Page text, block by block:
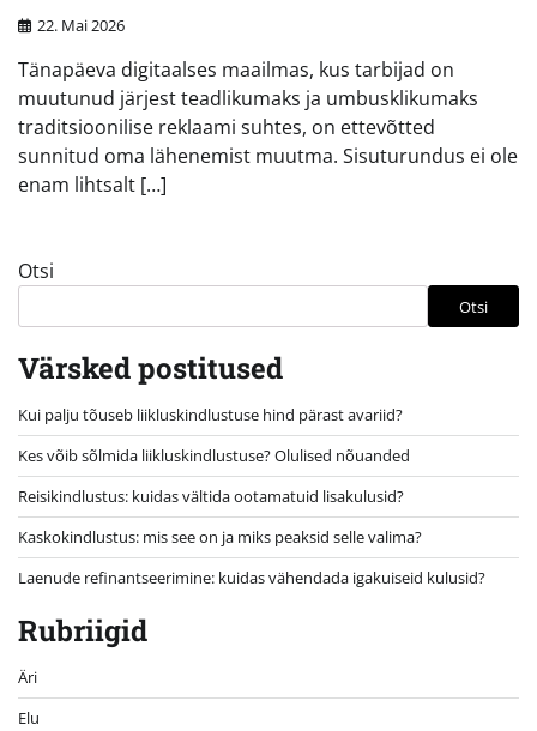
22. Mai 2026
Tänapäeva digitaalses maailmas, kus tarbijad on
muutunud järjest teadlikumaks ja umbusklikumaks
traditsioonilise reklaami suhtes, on ettevõtted
sunnitud oma lähenemist muutma. Sisuturundus ei ole
enam lihtsalt […]
Otsi
Otsi
Värsked postitused
Kui palju tõuseb liikluskindlustuse hind pärast avariid?
Kes võib sõlmida liikluskindlustuse? Olulised nõuanded
Reisikindlustus: kuidas vältida ootamatuid lisakulusid?
Kaskokindlustus: mis see on ja miks peaksid selle valima?
Laenude refinantseerimine: kuidas vähendada igakuiseid kulusid?
Rubriigid
Äri
Elu